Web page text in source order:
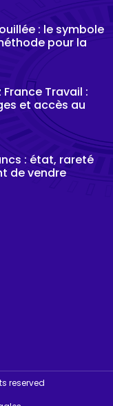
: le symbole
pour la
Travail :
et accès au
: état, rareté
de vendre
reserved